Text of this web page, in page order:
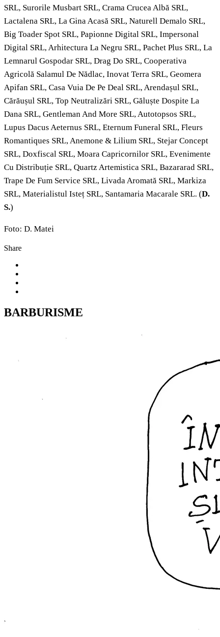
SRL, Surorile Musbart SRL, Crama Crucea Albă SRL,
Lactalena SRL, La Gina Acasă SRL, Naturell Demalo SRL,
Big Toader Spot SRL, Papionne Digital SRL, Impersonal
Digital SRL, Arhitectura La Negru SRL, Pachet Plus SRL, La
Lemnarul Gospodar SRL, Drag Do SRL, Cooperativa
Agricolă Salamul De Nădlac, Inovat Terra SRL, Geomera
Apifan SRL, Casa Vuia De Pe Deal SRL, Arendașul SRL,
Cărăușul SRL, Top Neutralizări SRL, Găluște Dospite La
Dana SRL, Gentleman And More SRL, Autotopsos SRL,
Lupus Dacus Aeternus SRL, Eternum Funeral SRL, Fleurs
Romantiques SRL, Anemone & Lilium SRL, Stejar Concept
SRL, Doxfiscal SRL, Moara Capricornilor SRL, Evenimente
Cu Distribuție SRL, Quartz Artemistica SRL, Bazararad SRL,
Trape De Fum Service SRL, Livada Aromată SRL, Markiza
SRL, Materialistul Isteț SRL, Santamaria Macarale SRL. (D.
S.)
Foto: D. Matei
Share
BARBURISME